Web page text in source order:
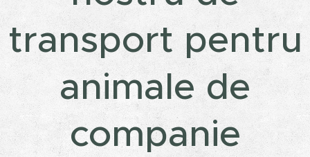
transport pentru
animale de
companie